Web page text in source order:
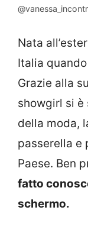
Nata
Italia
Grazie alla
showgirl si
della moda,
passerella e
Paese. Ben
fatto
schermo.